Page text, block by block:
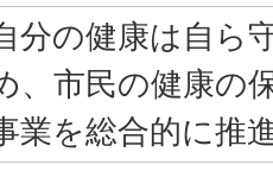
分の健康は自ら
、市民の健康の
業を総合的に推